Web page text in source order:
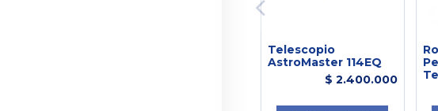
Telescopio
AstroMaster 114EQ
$ 2.400.000